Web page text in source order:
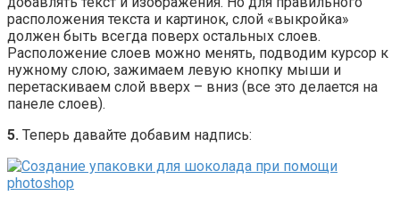
расположения текста и картинок, слой «выкройка»
должен быть всегда поверх остальных слоев.
Расположение слоев можно менять, подводим курсор к
нужному слою, зажимаем левую кнопку мыши и
перетаскиваем слой вверх – вниз (все это делается на
панеле слоев).
5. Теперь давайте добавим надпись: